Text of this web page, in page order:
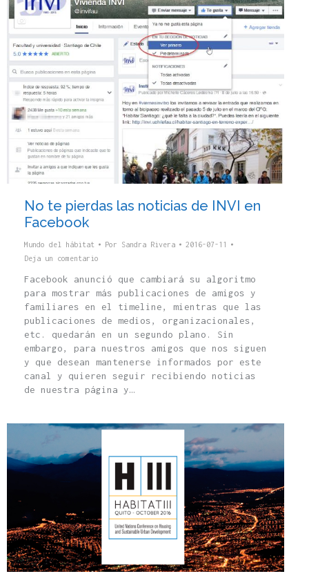
No te pierdas las noticias de INVI en
Facebook
Mundo del hábitat Por Sandra Rivera
2016-07-11
Deja un comentario
Facebook anunció que cambiará su algoritmo
para mostrar más publicaciones de amigos y
familiares en el timeline, mientras que las
publicaciones de medios, organizacionales,
etc. quedarán en un segundo plano. Sin
embargo, para nuestros amigos que nos siguen
y que desean mantenerse informados por este
canal y quieren seguir recibiendo noticias
de nuestra página y…